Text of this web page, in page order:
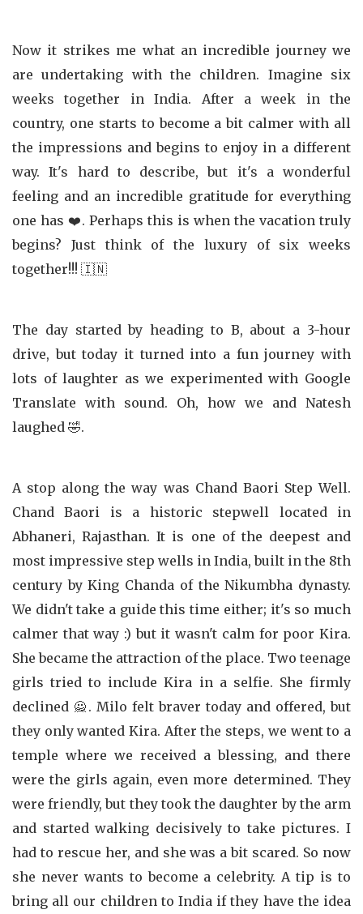
Now it strikes me what an incredible journey we
are undertaking with the children. Imagine six
weeks together in India. After a week in the
country, one starts to become a bit calmer with all
the impressions and begins to enjoy in a different
way. It's hard to describe, but it's a wonderful
feeling and an incredible gratitude for everything
one has ❤️. Perhaps this is when the vacation truly
begins? Just think of the luxury of six weeks
together!!! 🇮🇳
The day started by heading to B, about a 3-hour
drive, but today it turned into a fun journey with
lots of laughter as we experimented with Google
Translate with sound. Oh, how we and Natesh
laughed 🤣.
A stop along the way was Chand Baori Step Well.
Chand Baori is a historic stepwell located in
Abhaneri, Rajasthan. It is one of the deepest and
most impressive step wells in India, built in the 8th
century by King Chanda of the Nikumbha dynasty.
We didn't take a guide this time either; it's so much
calmer that way :) but it wasn't calm for poor Kira.
She became the attraction of the place. Two teenage
girls tried to include Kira in a selfie. She firmly
declined 🙅. Milo felt braver today and offered, but
they only wanted Kira. After the steps, we went to a
temple where we received a blessing, and there
were the girls again, even more determined. They
were friendly, but they took the daughter by the arm
and started walking decisively to take pictures. I
had to rescue her, and she was a bit scared. So now
she never wants to become a celebrity. A tip is to
bring all our children to India if they have the idea